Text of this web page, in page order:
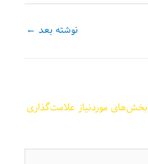
نوشته بعد ←
بخش‌های موردنیاز علامت‌گذاری